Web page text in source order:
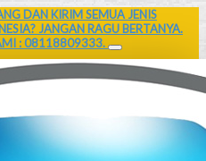
DAN KIRIM SEMUA JENIS
JANGAN RAGU BERTANYA.
: 08118809333.